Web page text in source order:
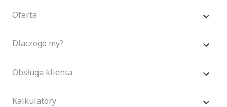
Oferta
Dlaczego my?
Obsługa klienta
Kalkulatory